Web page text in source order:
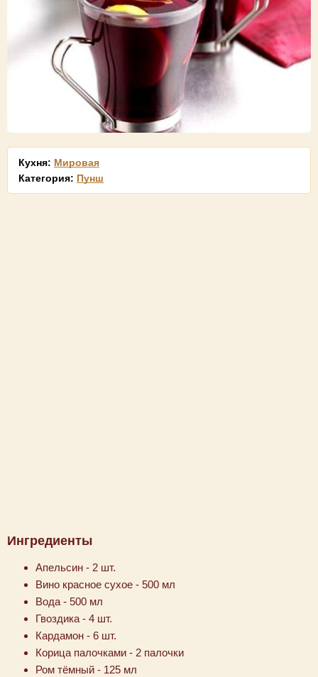
Кухня: Мировая
Категория: Пунш
Ингредиенты
Апельсин - 2 шт.
Вино красное сухое - 500 мл
Вода - 500 мл
Гвоздика - 4 шт.
Кардамон - 6 шт.
Корица палочками - 2 палочки
Ром тёмный - 125 мл